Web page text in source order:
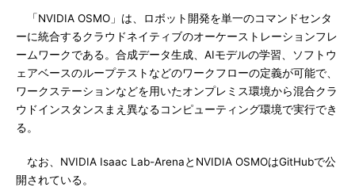
「NVIDIA OSMO」は、ロボット開発を単一のコマンドセンタ
ーに統合するクラウドネイティブのオーケーストレーションフレ
ームワークである。合成データ生成、AIモデルの学習、ソフトウ
ェアベースのループテストなどのワークフローの定義が可能で、
ワークステーションなどを用いたオンプレミス環境から混合クラ
ウドインスタンスまえ異なるコンピューティング環境で実行でき
る。
なお、NVIDIA Isaac Lab-ArenaとNVIDIA OSMOはGitHubで公
開されている。